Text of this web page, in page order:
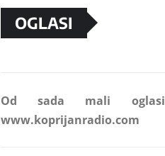
OGLASI
Marketing telefon 062 463 002